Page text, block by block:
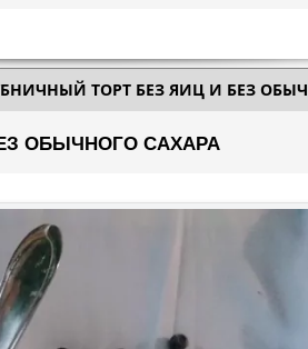
ТОРТ БЕЗ ЯИЦ И БЕЗ
ОБЫЧНОГО САХАРА